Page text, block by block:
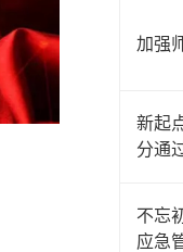
加强
新起
分通
不忘
应急